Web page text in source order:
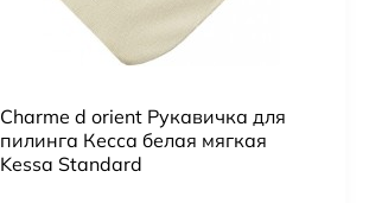
Charme d orient Рукавичка для
пилинга Кесса белая мягкая
Kessa Standard